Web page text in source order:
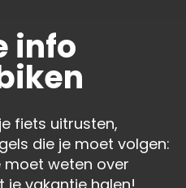
info
fiets uitrusten,
die je moet volgen:
moet weten over